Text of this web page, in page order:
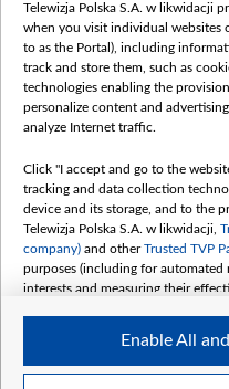
Telewizja Polska S.A. w likwidacji
when you visit individual websites
to as the Portal), including
track and store them, such as
technologies enabling the
personalize content and
analyze Internet traffic.
Click "I accept and go to the
tracking and data collection
device and its storage, and to the
Telewizja Polska S.A. w likwidacji,
company) and otherTrusted TVP
purposes (including for
interests and measuring their
The purposes of processing your
follows:
Enable All